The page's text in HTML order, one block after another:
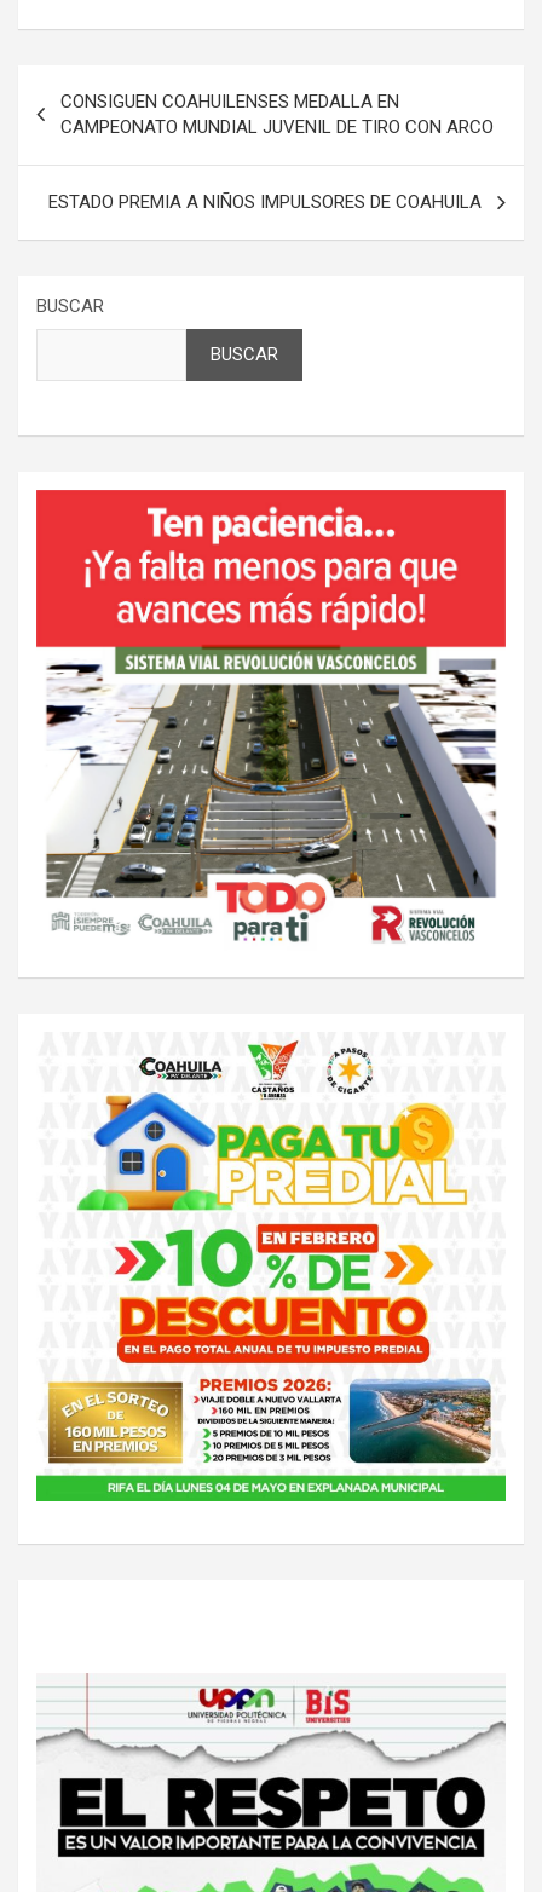
de
entradas
CONSIGUEN COAHUILENSES MEDALLA EN
CAMPEONATO MUNDIAL JUVENIL DE TIRO CON ARCO
ESTADO PREMIA A NIÑOS IMPULSORES DE COAHUILA
BUSCAR
BUSCAR